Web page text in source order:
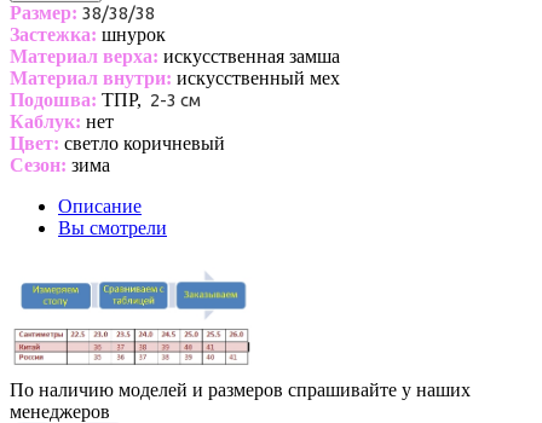
Размер: 38/38/38
Застежка: шнурок
Материал верха: искусственная замша
Материал внутри: искусственный мех
Подошва: ТПР, 2-3 см
Каблук: нет
Цвет: светло коричневый
Сезон: зима
Описание
Вы смотрели
По наличию моделей и размеров спрашивайте у наших
менеджеров